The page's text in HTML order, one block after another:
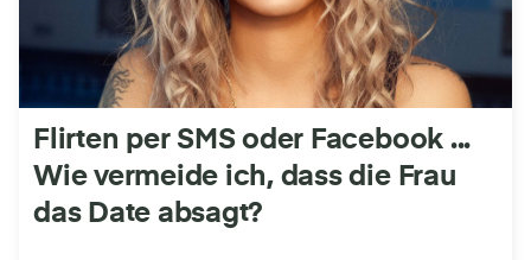
Flirten per SMS oder Facebook ...
Wie vermeide ich, dass die Frau
das Date absagt?